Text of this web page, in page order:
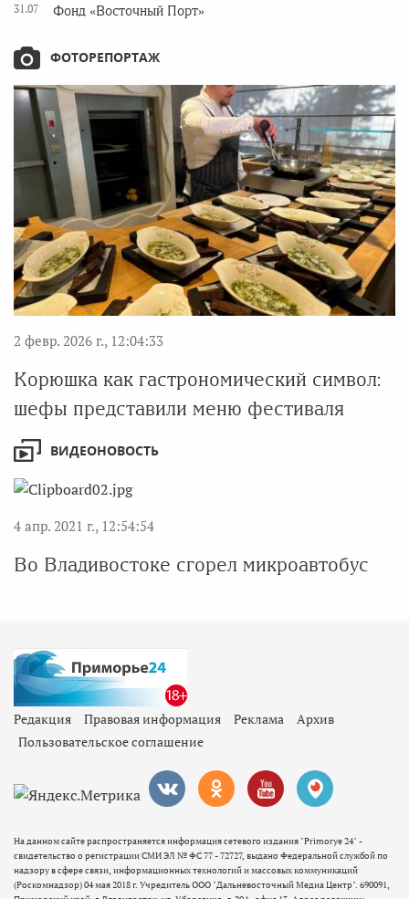
31.07
Фонд «Восточный Порт»
ФОТОРЕПОРТАЖ
2 февр. 2026 г., 12:04:33
Корюшка как гастрономический символ:
шефы представили меню фестиваля
ВИДЕОНОВОСТЬ
4 апр. 2021 г., 12:54:54
Во Владивостоке сгорел микроавтобус
Редакция Правовая информация Реклама
Архив
Пользовательское соглашение
На данном сайте распространяется информация сетевого издания "Primorye 24" -
свидетельство о регистрации СМИ ЭЛ № ФС 77 - 72727, выдано Федеральной службой по
надзору в сфере связи, информационных технологий и массовых коммуникаций
(Роскомнадзор) 04 мая 2018 г. Учредитель ООО "Дальневосточный Медиа Центр". 690091,